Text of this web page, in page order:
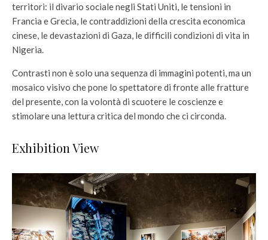
territori: il divario sociale negli Stati Uniti, le tensioni in
Francia e Grecia, le contraddizioni della crescita economica
cinese, le devastazioni di Gaza, le difficili condizioni di vita in
Nigeria.
Contrasti non è solo una sequenza di immagini potenti, ma un
mosaico visivo che pone lo spettatore di fronte alle fratture
del presente, con la volontà di scuotere le coscienze e
stimolare una lettura critica del mondo che ci circonda.
Exhibition View